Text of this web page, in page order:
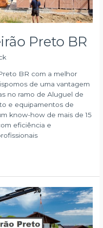
Preto BR
BR com a melhor
de uma vantagem
no ramo de Aluguel de
e equipamentos de
know-how de mais de 15
eficiência e